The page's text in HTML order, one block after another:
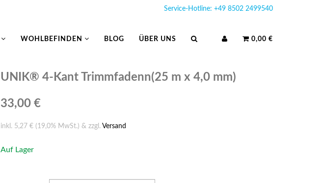
Service-Hotline: +49 8502 2499540
WOHLBEFINDEN BLOG ÜBER UNS 0,00 €
UNIK® 4-Kant Trimmfadenn(25 m x 4,0 mm)
33,00 €
inkl. 5,27 € (19,0% MwSt.) & zzgl. Versand
Auf Lager